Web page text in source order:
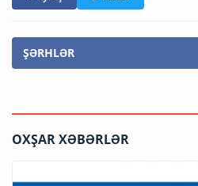
ŞƏRHLƏR
OXŞAR XƏBƏRLƏR